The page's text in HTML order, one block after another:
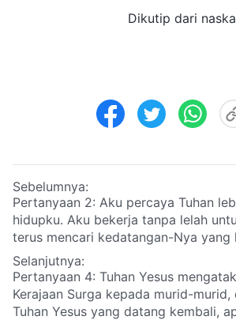
Dikutip dari
Sebelumnya:
Pertanyaan 2: Aku percaya Tuhan
hidupku. Aku bekerja tanpa lelah
terus mencari kedatangan-Nya yang
kenapa aku tidak menerima
telah membuang aku? Ini membuat
bingung. Bagaimana kalian
Selanjutnya:
Pertanyaan 4: Tuhan Yesus
Kerajaan Surga kepada murid-murid,
Tuhan Yesus yang datang kembali,